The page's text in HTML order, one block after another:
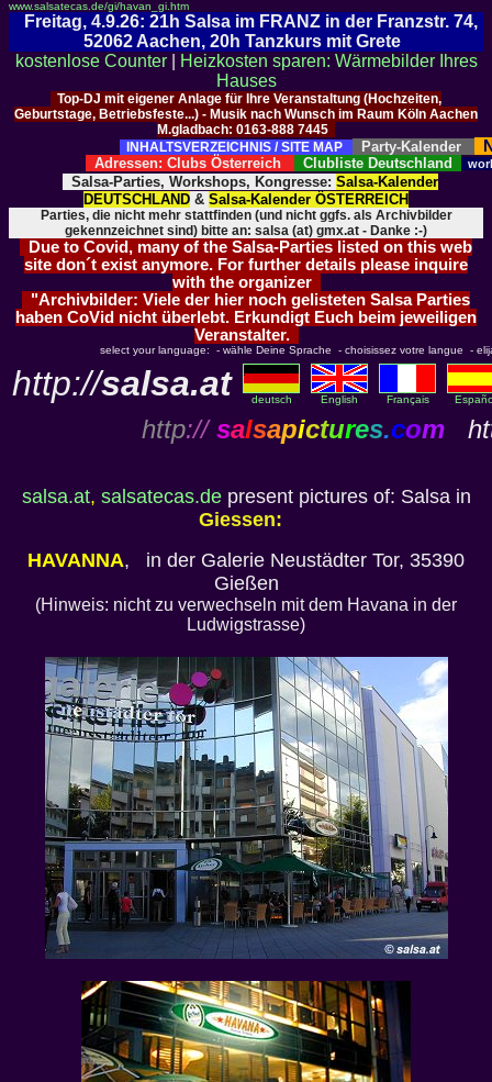
www.salsatecas.de/gi/havan_gi.htm
Freitag, 4.9.26: 21h Salsa im FRANZ in der Franzstr. 74,
52062 Aachen, 20h Tanzkurs mit Grete
kostenlose Counter|
Heizkosten sparen: Wärmebilder Ihres
Hauses
Top-DJ mit eigener Anlage für Ihre Veranstaltung (Hochzeiten,
Geburtstage, Betriebsfeste...) - Musik nach Wunsch im Raum Köln Aachen
M.gladbach: 0163-888 7445
INHALTSVERZEICHNIS / SITE MAP
Party-Kalender
Adressen: Clubs Österreich Clubliste Deutschland
Salsa-Parties, Workshops, Kongresse: Salsa-Kalender
DEUTSCHLAND & Salsa-Kalender ÖSTERREICH
Parties, die nicht mehr stattfinden (und nicht ggfs. als Archivbilder
gekennzeichnet sind) bitte an: salsa (at) gmx.at - Danke :-)
Due to Covid, many of the Salsa-Parties listed on this web
site don´t exist anymore. For further details please inquire
with the organizer
"Archivbilder: Viele der hier noch gelisteten Salsa Parties
haben CoVid nicht überlebt. Erkundigt Euch beim jeweiligen
Veranstalter.
select your language: - wähle Deine Sprache - choisissez votre langue -
http://salsa.at deutsch English Français
http:// salsapictures.com
salsa.at, salsatecas.de present pictures of: Salsa in
Giessen:
HAVANNA, in der Galerie Neustädter Tor, 35390
Gießen
(Hinweis: nicht zu verwechseln mit dem Havana in der
Ludwigstrasse)